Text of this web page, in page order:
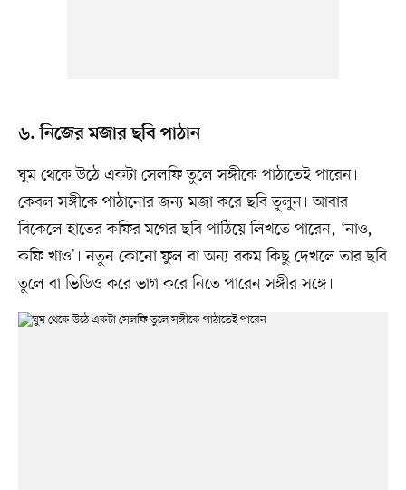
৬. নিজের মজার ছবি পাঠান
ঘুম থেকে উঠে একটা সেলফি তুলে সঙ্গীকে পাঠাতেই পারেন।
কেবল সঙ্গীকে পাঠানোর জন্য মজা করে ছবি তুলুন। আবার
বিকেলে হাতের কফির মগের ছবি পাঠিয়ে লিখতে পারেন, ‘নাও,
কফি খাও’। নতুন কোনো ফুল বা অন্য রকম কিছু দেখলে তার ছবি
তুলে বা ভিডিও করে ভাগ করে নিতে পারেন সঙ্গীর সঙ্গে।